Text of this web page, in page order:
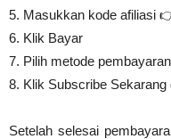
5. Masukkan kode afiliasi
6. Klik Bayar
7. Pilih metode pembayaran
8. Klik Subscribe
Setelah selesai